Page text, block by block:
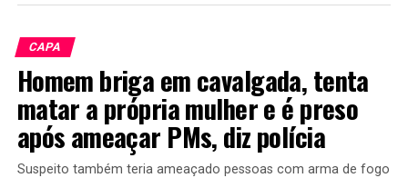
CAPA
Homem briga em cavalgada, tenta
matar a própria mulher e é preso
após ameaçar PMs, diz polícia
Suspeito também teria ameaçado pessoas com arma de fogo